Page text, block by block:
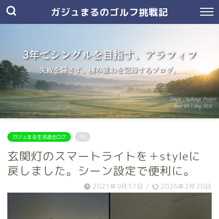
ガジュまるのゴルフ挑戦記
ガジュまる生活過去ログ PR
玄関灯のスマートライトを＋styleに
戻しました。シーン設定で便利に。
2021年9月17日 / 2026年2月20日